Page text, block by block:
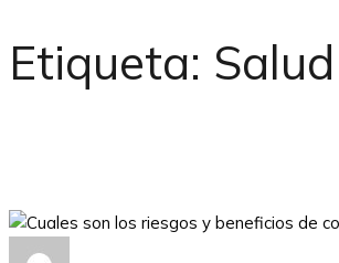
Etiqueta: Salud